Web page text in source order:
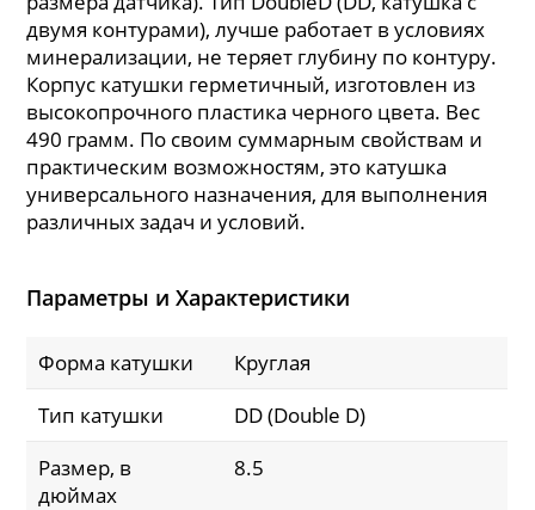
двумя контурами), лучше работает в условиях
минерализации, не теряет глубину по контуру.
Корпус катушки герметичный, изготовлен из
высокопрочного пластика черного цвета. Вес
490 грамм. По своим суммарным свойствам и
практическим возможностям, это катушка
универсального назначения, для выполнения
различных задач и условий.
Параметры и Характеристики
Форма катушки
Круглая
Тип катушки
DD (Double D)
Размер, в
дюймах
8.5